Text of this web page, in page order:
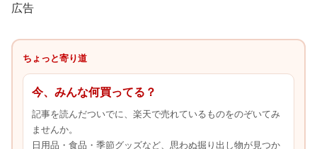
広告
ちょっと寄り道
今、みんな何買ってる？
記事を読んだついでに、楽天で売れているものをのぞいてみ
ませんか。
日用品・食品・季節グッズなど、思わぬ掘り出し物が見つか